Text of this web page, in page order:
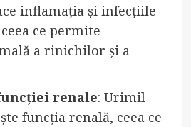
inflamația și infecțiile
ce permite
a rinichilor și a
renale: Urimil
funcția renală, ceea ce